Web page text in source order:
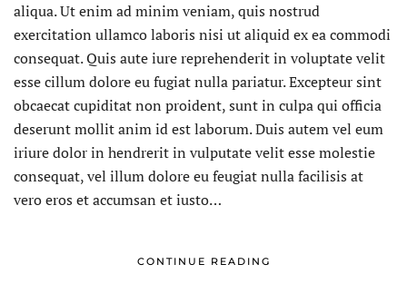
aliqua. Ut enim ad minim veniam, quis nostrud
exercitation ullamco laboris nisi ut aliquid ex ea commodi
consequat. Quis aute iure reprehenderit in voluptate velit
esse cillum dolore eu fugiat nulla pariatur. Excepteur sint
obcaecat cupiditat non proident, sunt in culpa qui officia
deserunt mollit anim id est laborum. Duis autem vel eum
iriure dolor in hendrerit in vulputate velit esse molestie
consequat, vel illum dolore eu feugiat nulla facilisis at
vero eros et accumsan et iusto…
CONTINUE READING